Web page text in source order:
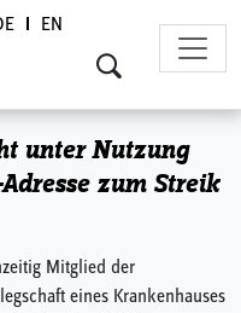
EN
unter Nutzung
zum Streik
Mitglied der
eines Krankenhauses